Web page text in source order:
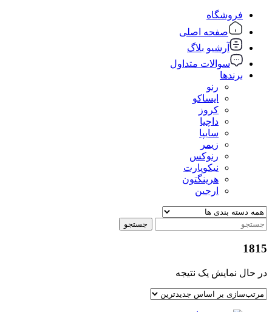
فروشگاه
صفحه اصلی
آرشیو بلاگ
سوالات متداول
برندها
رنو
ایساکو
کروز
داچیا
سایپا
زیمر
رنوکس
نیکوپارت
هرینگتون
ارجین
جستجو
1815
در حال نمایش یک نتیجه